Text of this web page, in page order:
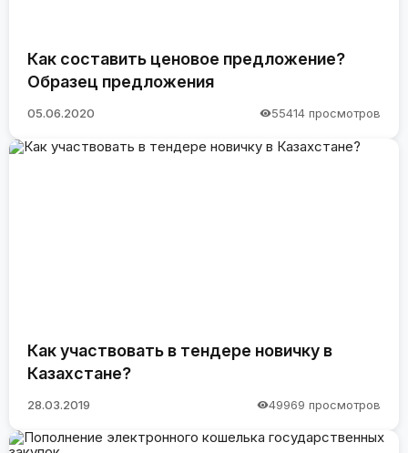
Как составить ценовое предложение?
Образец предложения
05.06.2020 55414 просмотров
Как участвовать в тендере новичку в
Казахстане?
28.03.2019 49969 просмотров